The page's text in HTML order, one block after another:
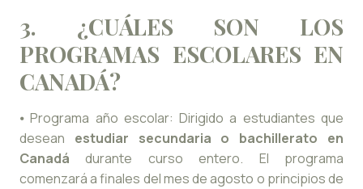
3. ¿CUÁLES SON LOS
PROGRAMAS ESCOLARES EN
CANADÁ?
⦁ Programa año escolar: Dirigido a estudiantes que
desean estudiar secundaria o bachillerato en
Canadá durante curso entero. El programa
comenzará a finales del mes de agosto o principios de